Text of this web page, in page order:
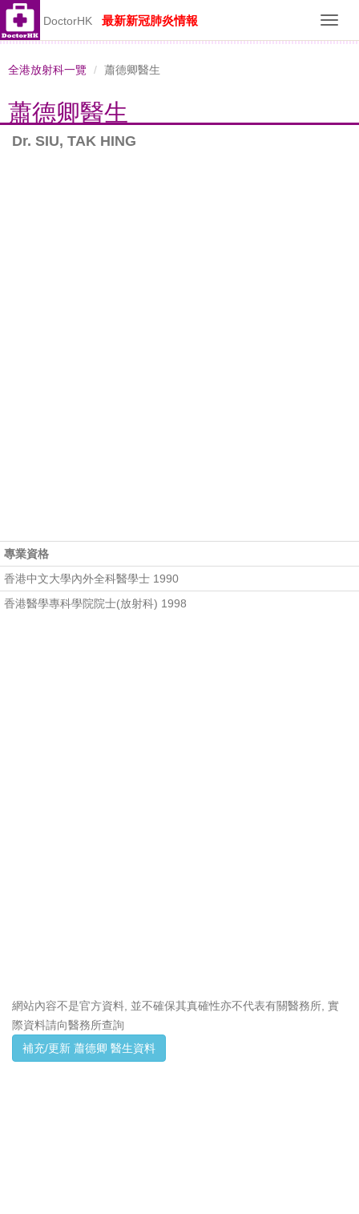
DoctorHK 最新新冠肺炎情報
全港放射科一覽 蕭德卿醫生
蕭德卿醫生
Dr. SIU, TAK HING
專業資格
香港中文大學內外全科醫學士 1990
香港醫學專科學院院士(放射科) 1998
網站內容不是官方資料, 並不確保其真確性亦不代表有關醫務所, 實
際資料請向醫務所查詢
補充/更新 蕭德卿 醫生資料